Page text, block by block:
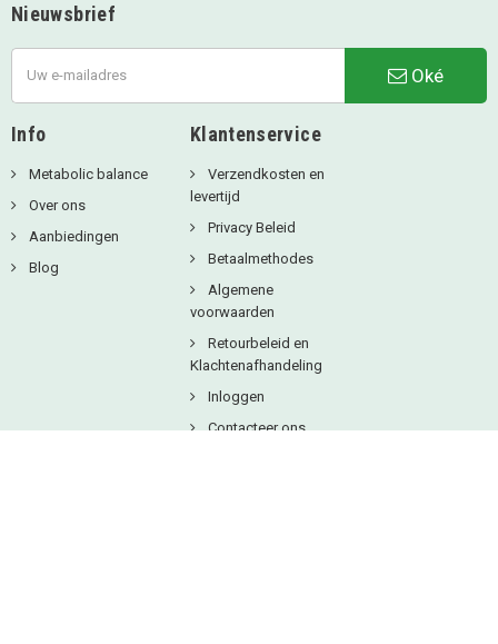
Nieuwsbrief
Oké
Info
Metabolic balance
Over ons
Aanbiedingen
Blog
Klantenservice
Verzendkosten en
levertijd
Privacy Beleid
Betaalmethodes
Algemene
voorwaarden
Retourbeleid en
Klachtenafhandeling
Inloggen
Contacteer ons